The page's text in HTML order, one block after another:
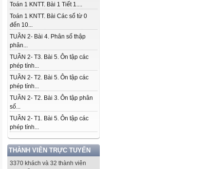
Toán 1 KNTT. Bài 1 Tiết 1....
Toán 1 KNTT. Bài Các số từ 0
đến 10...
TUẦN 2- Bài 4. Phân số thập
phân...
TUẦN 2- T3. Bài 5. Ôn tập các
phép tính...
TUẦN 2- T2. Bài 5. Ôn tập các
phép tính...
TUẦN 2- T2. Bài 3. Ôn tập phân
số...
TUẦN 2- T1. Bài 5. Ôn tập các
phép tính...
THÀNH VIÊN TRỰC TUYẾN
3370 khách và 32 thành viên